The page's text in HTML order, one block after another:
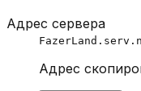
Адрес сервера
Адрес